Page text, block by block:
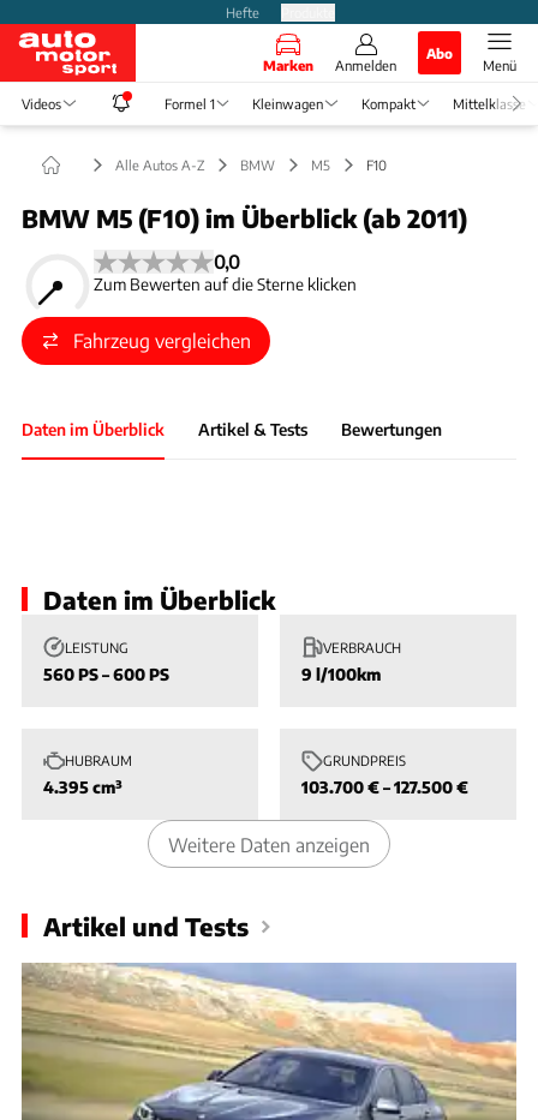
Hefte
Marken Anmelden
Abo
Menü
Videos Formel 1 Kleinwagen Kompakt Mittelklasse
Alle Autos A-Z BMW M5 F10
BMW M5 (F10) im Überblick (ab 2011)
0,0
Zum Bewerten auf die Sterne klicken
Fahrzeug vergleichen
Daten im Überblick Artikel & Tests Bewertungen
Daten im Überblick
LEISTUNG
560 PS – 600 PS
VERBRAUCH
9 l/100km
HUBRAUM
4.395 cm³
GRUNDPREIS
103.700 € – 127.500 €
Weitere Daten anzeigen
Artikel und Tests